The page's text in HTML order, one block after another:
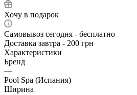
Хочу в подарок
Самовывоз сегодня - бесплатно
Доставка завтра - 200 грн
Характеристики
Бренд
—
Pool Spa (Испания)
Ширина